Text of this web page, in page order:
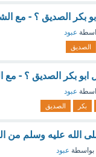
بكر الصديق ؟ - مع
عبود
الصديق
ابو بكر الصديق ؟ - مع
عبود
بكر الصديق
الله عليه وسلم من
بواسطة عبود